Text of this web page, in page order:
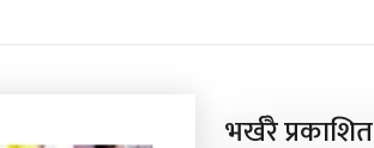
भर्खरै प्रकाशित